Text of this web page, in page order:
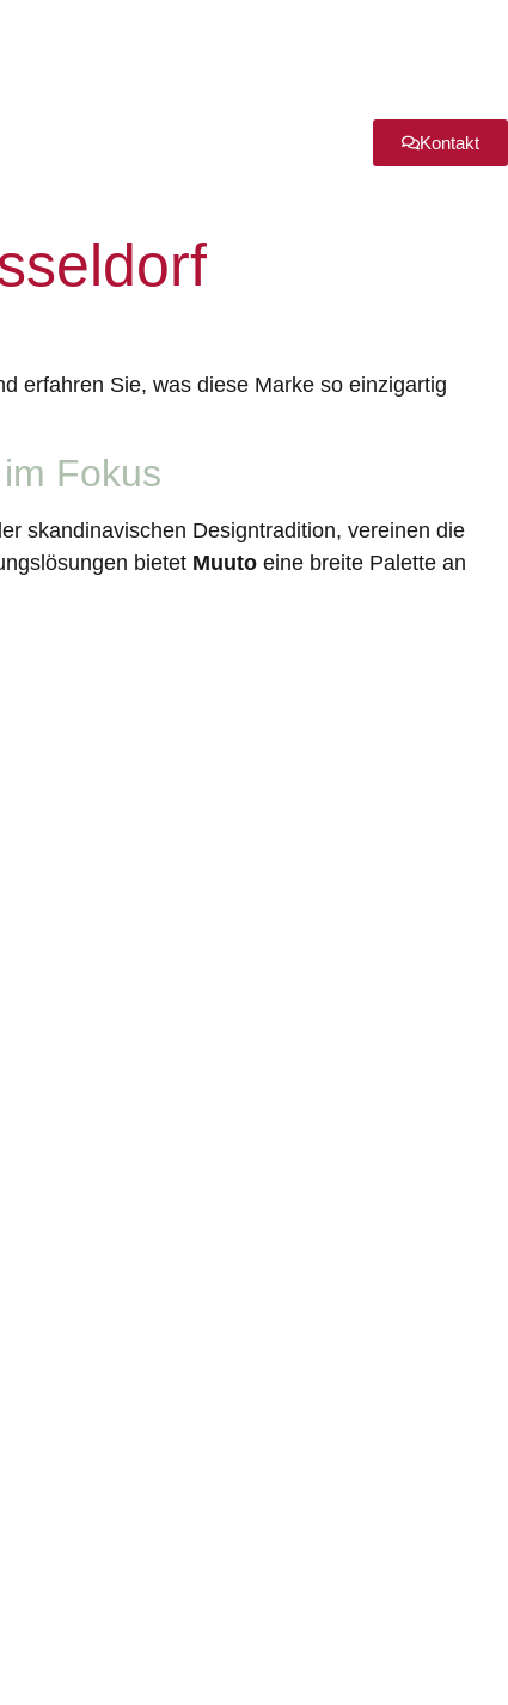
Kontakt
erfahren Sie, was diese Marke so einzigartig
Fokus
skandinavischen Designtradition, vereinen die
bietet Muuto eine breite Palette an